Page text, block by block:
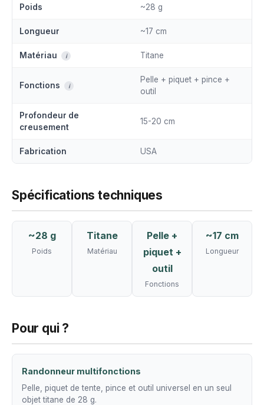
Poids ~28 g
Longueur ~17 cm
Matériau i Titane
Fonctions i
Pelle + piquet + pince +
outil
Profondeur de
creusement
15-20 cm
Fabrication USA
Spécifications techniques
~28 g
Poids
Titane
Matériau
Pelle +
piquet +
outil
Fonctions
~17 cm
Longueur
Pour qui ?
Randonneur multifonctions
Pelle, piquet de tente, pince et outil universel en un seul
objet titane de 28 g.